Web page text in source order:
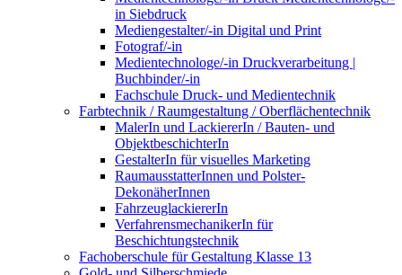
in Siebdruck
Mediengestalter/-in Digital und Print
Fotograf/-in
Medientechnologe/-in Druckverarbeitung |
Buchbinder/-in
Fachschule Druck- und Medientechnik
Farbtechnik / Raumgestaltung / Oberflächentechnik
MalerIn und LackiererIn / Bauten- und
ObjektbeschichterIn
GestalterIn für visuelles Marketing
RaumausstatterInnen und Polster-
DekonäherInnen
FahrzeuglackiererIn
VerfahrensmechanikerIn für
Beschichtungstechnik
Fachoberschule für Gestaltung Klasse 13